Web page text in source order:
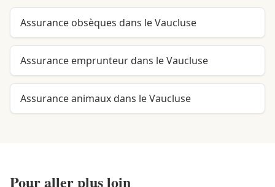
Assurance obsèques dans le Vaucluse
Assurance emprunteur dans le Vaucluse
Assurance animaux dans le Vaucluse
Pour aller plus loin